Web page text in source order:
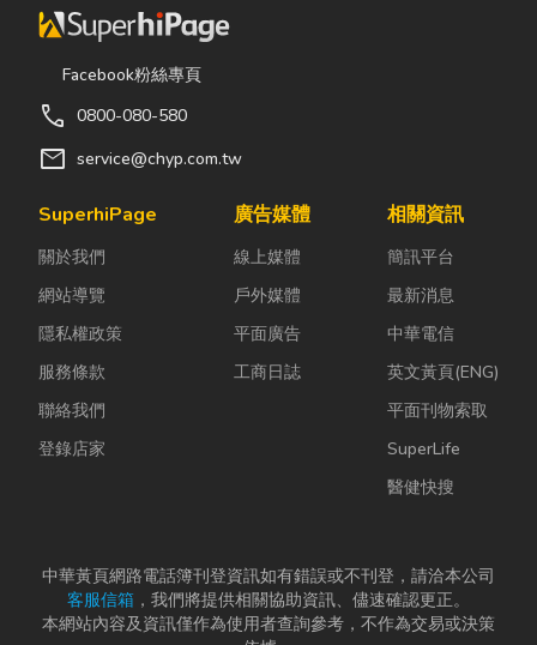
能力、終生學習的能力
Facebook粉絲專頁
call 0800-080-580
mail service@chyp.com.tw
SuperhiPage
關於我們
網站導覽
隱私權政策
服務條款
聯絡我們
登錄店家
廣告媒體
線上媒體
戶外媒體
平面廣告
工商日誌
相關資訊
簡訊平台
最新消息
中華電信
英文黃頁(ENG)
平面刊物索取
SuperLife
醫健快搜
中華黃頁網路電話簿刊登資訊如有錯誤或不刊登，請洽本公司
客服信箱 ，我們將提供相關協助資訊、儘速確認更正。
本網站內容及資訊僅作為使用者查詢參考，不作為交易或決策